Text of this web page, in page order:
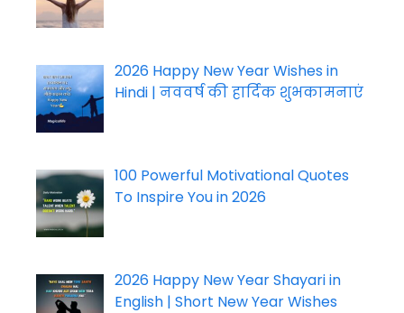
2026 Happy New Year Wishes in
Hindi | नववर्ष की हार्दिक शुभकामनाएं
100 Powerful Motivational Quotes
To Inspire You in 2026
2026 Happy New Year Shayari in
English | Short New Year Wishes